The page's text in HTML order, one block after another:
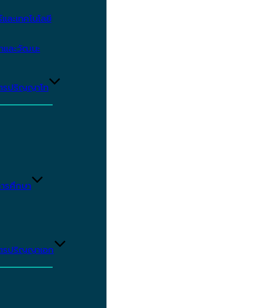
ะเทคโนโลยี
และวัฒนะ
รปริญญาโท
รศึกษา
รปริญญาเอก